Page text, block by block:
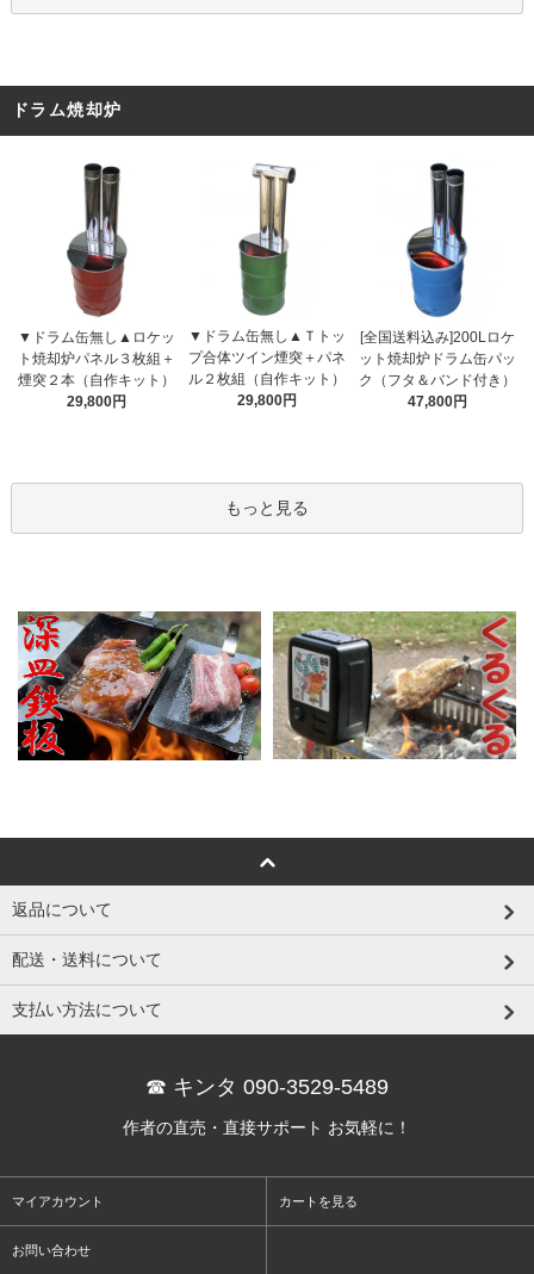
ドラム焼却炉
▼ドラム缶無し▲ロケッ
ト焼却炉パネル３枚組＋
煙突２本（自作キット）
29,800円
▼ドラム缶無し▲Ｔトッ
プ合体ツイン煙突＋パネ
ル２枚組（自作キット）
29,800円
[全国送料込み]200Lロケ
ット焼却炉ドラム缶パッ
ク（フタ＆バンド付き）
47,800円
もっと見る
返品について
配送・送料について
支払い方法について
☎ キンタ 090-3529-5489
作者の直売・直接サポート お気軽に！
マイアカウント カートを見る
お問い合わせ